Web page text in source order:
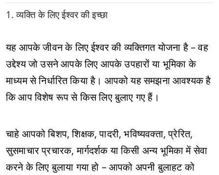
1. व्यक्ति के लिए ईश्वर की इच्छा
यह आपके जीवन के लिए ईश्वर की व्यक्तिगत योजना है – वह
उद्देश्य जो उसने आपके लिए आपके उपहारों या भूमिका के
माध्यम से निर्धारित किया है। आपको यह समझना आवश्यक है
कि आप विशेष रूप से किस लिए बुलाए गए हैं।
चाहे आपको बिशप, शिक्षक, पादरी, भविष्यवक्ता, प्रेरित,
सुसमाचार प्रचारक, मार्गदर्शक या किसी अन्य भूमिका में सेवा
करने के लिए बुलाया गया हो – आपको अपनी बुलाहट को